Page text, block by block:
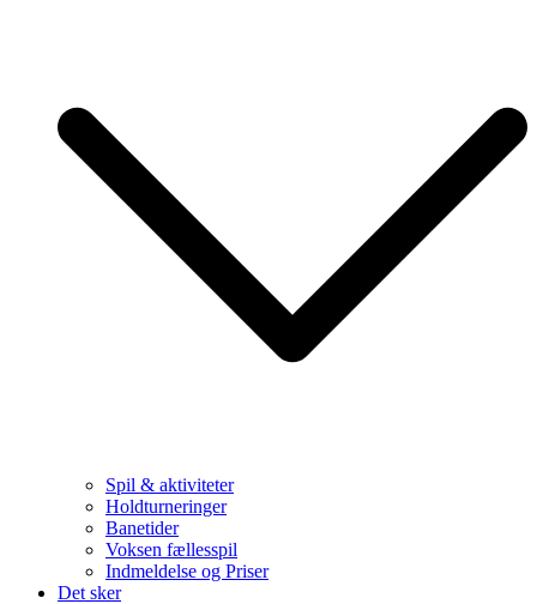
Spil & aktiviteter
Holdturneringer
Banetider
Voksen fællesspil
Indmeldelse og Priser
Det sker